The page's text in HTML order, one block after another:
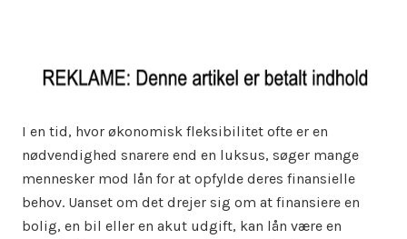
I en tid, hvor økonomisk fleksibilitet ofte er en
nødvendighed snarere end en luksus, søger mange
mennesker mod lån for at opfylde deres finansielle
behov. Uanset om det drejer sig om at finansiere en
bolig, en bil eller en akut udgift, kan lån være en